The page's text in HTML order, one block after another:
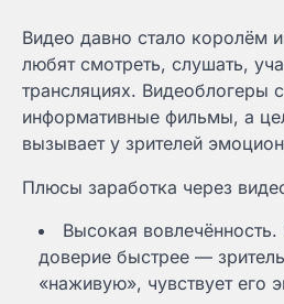
Видео давно стало королём
любят смотреть, слушать,
трансляциях. Видеоблогеры
информативные фильмы, а
вызывает у зрителей
Плюсы заработка через
Высокая
доверие быстрее —
«наживую», чувствует его